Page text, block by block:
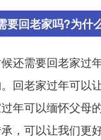
要回老家吗?为什
还需要回老家
回老家过年可
年可以缅怀父
，可以让我们更